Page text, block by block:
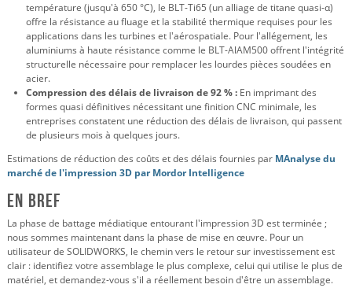
température (jusqu'à 650 °C), le BLT-Ti65 (un alliage de titane quasi-α)
offre la résistance au fluage et la stabilité thermique requises pour les
applications dans les turbines et l'aérospatiale. Pour l'allégement, les
aluminiums à haute résistance comme le BLT-AlAM500 offrent l'intégrité
structurelle nécessaire pour remplacer les lourdes pièces soudées en
acier.
Compression des délais de livraison de 92 % : En imprimant des
formes quasi définitives nécessitant une finition CNC minimale, les
entreprises constatent une réduction des délais de livraison, qui passent
de plusieurs mois à quelques jours.
Estimations de réduction des coûts et des délais fournies par MAnalyse du
marché de l'impression 3D par Mordor Intelligence
En bref
La phase de battage médiatique entourant l'impression 3D est terminée ;
nous sommes maintenant dans la phase de mise en œuvre. Pour un
utilisateur de SOLIDWORKS, le chemin vers le retour sur investissement est
clair : identifiez votre assemblage le plus complexe, celui qui utilise le plus de
matériel, et demandez-vous s'il a réellement besoin d'être un assemblage.